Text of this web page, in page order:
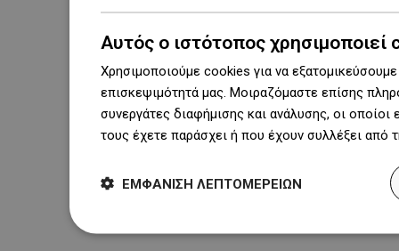
Αυτός ο ιστότοπος χρησιμοποιεί
Χρησιμοποιούμε cookies για να
επισκεψιμότητά μας. Μοιραζόμαστε επίσης
συνεργάτες διαφήμισης και ανάλυσης, οι
τους έχετε παράσχει ή που έχουν συλλέξει
ΕΜΦΆΝΙΣΗ ΛΕΠΤΟΜΕΡΕΙΏΝ